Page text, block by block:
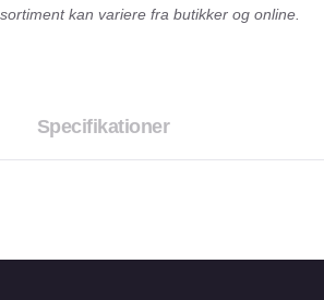
kan variere fra butikker og online.
Specifikationer